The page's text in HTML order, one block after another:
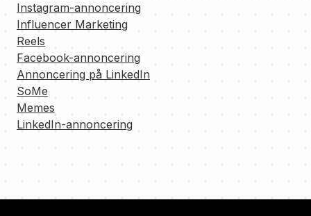
Instagram-annoncering
Influencer Marketing
Reels
Facebook-annoncering
Annoncering på LinkedIn
SoMe
Memes
LinkedIn-annoncering